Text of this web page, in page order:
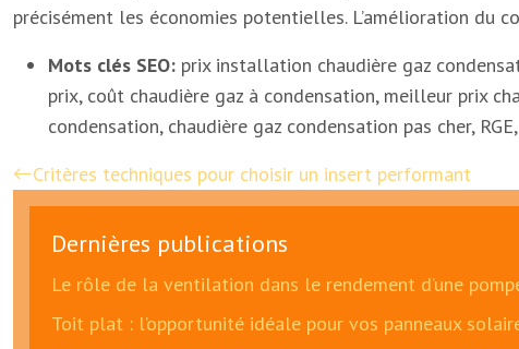
précisément les économies potentielles. L’amélioration du
Mots clés SEO: prix installation chaudière gaz
prix, coût chaudière gaz à condensation, meilleur prix
condensation, chaudière gaz condensation pas cher,
Critères techniques pour choisir un insert performant
Dernières publications
Le rôle de la ventilation dans le rendement d’une
Toit plat : l’opportunité idéale pour vos panneaux